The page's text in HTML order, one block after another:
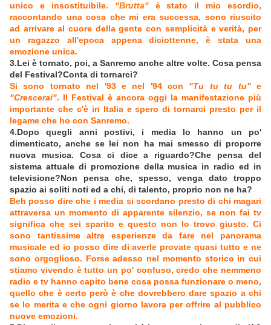
unico e insostituibile. "Brutta"è stato il mio esordio,
raccontando una cosa che mi era successa, sono riuscito
ad arrivare al cuore della gente con semplicità e verità, per
un ragazzo all'epoca appena diciottenne, è stata una
emozione unica.
3.Lei è tornato, poi, a Sanremo anche altre volte. Cosa pensa
del Festival?Conta di tornarci?
Si sono tornato nel '93 e nel '94 con "Tu tu tu tu"e
"Crescerai". Il Festival è ancora oggi la manifestazione più
importante che c'è in Italia e spero di tornarci presto per il
legame che ho con Sanremo.
4.Dopo quegli anni postivi, i media lo hanno un po'
dimenticato, anche se lei non ha mai smesso di proporre
nuova musica. Cosa ci dice a riguardo?Che pensa del
sistema attuale di promozione della musica in radio ed in
televisione?Non pensa che, spesso, venga dato troppo
spazio ai soliti noti ed a chi, di talento, proprio non ne ha?
Beh posso dire che i media si scordano presto di chi magari
attraversa un momento di apparente silenzio, se non fai tv
significa che sei sparito e questo non lo trovo giusto. Ci
sono tantissime altre esperienze da fare nel panorama
musicale ed io posso dire di averle provate quasi tutto e ne
sono orgoglioso. Forse adesso nel momento storico in cui
stiamo vivendo è tutto un po' confuso, credo che nemmeno
radio e tv hanno capito bene cosa possa funzionare o meno,
quello che è certo però è che dovrebbero dare spazio a chi
se lo merita e che ogni giorno lavora per offrire al pubblico
nuove emozioni.